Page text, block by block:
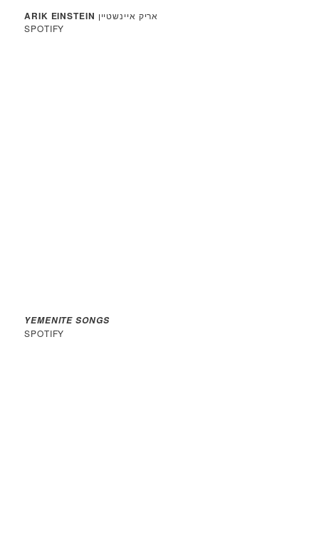
ARIK EINSTEIN אריק איינשטיין
SPOTIFY
YEMENITE SONGS
SPOTIFY